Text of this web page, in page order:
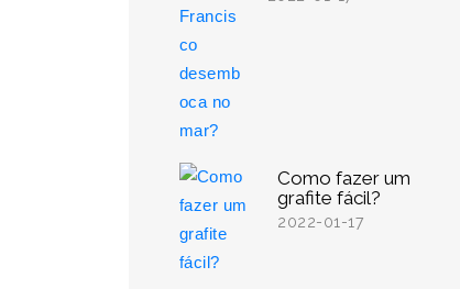
Como fazer um
grafite fácil?
2022-01-17